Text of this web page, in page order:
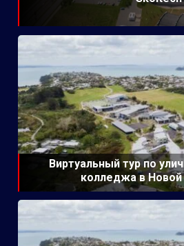
Виртуальный тур по
колледжа в Новой